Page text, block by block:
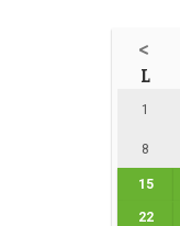
<
L
1
8
15
22